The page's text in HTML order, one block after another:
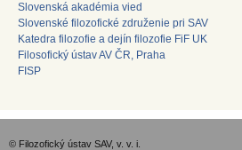
Slovenská akadémia vied
Slovenské filozofické združenie pri SAV
Katedra filozofie a dejín filozofie FiF UK
Filosofický ústav AV ČR, Praha
FISP
© Filozofický ústav SAV, v. v. i.